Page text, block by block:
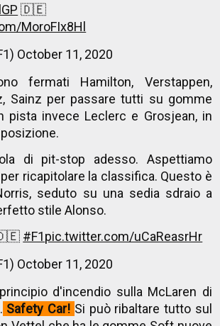
🇩🇪
MoroFIx8Hl
October 11, 2020
fermati Hamilton, Verstappen,
Sainz per passare tutti su gomme
pista invece Leclerc e Grosjean, in
di pit-stop adesso. Aspettiamo
ricapitolare la classifica. Questo è
seduto su una sedia sdraio a
stile Alonso.
#F1pic.twitter.com/uCaReasrHr
October 11, 2020
d'incendio sulla McLaren di
Safety Car! Si può ribaltare tutto sul